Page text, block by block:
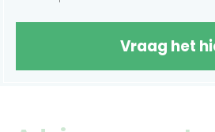
Vraag het